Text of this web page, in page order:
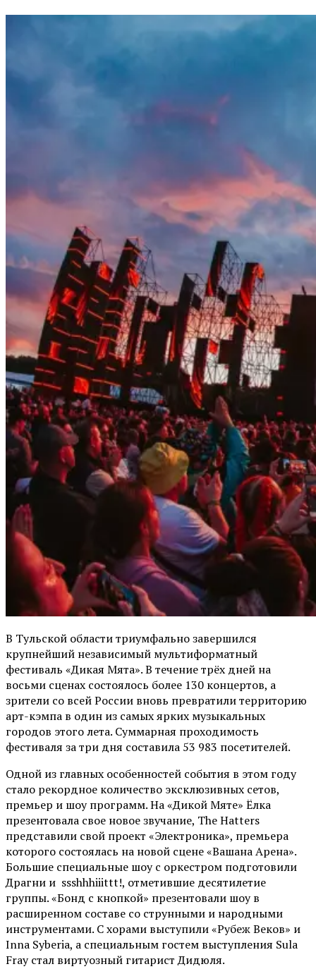
В Тульской области триумфально завершился
крупнейший независимый мультиформатный
фестиваль «Дикая Мята». В течение трёх дней на
восьми сценах состоялось более 130 концертов, а
зрители со всей России вновь превратили территорию
арт-кэмпа в один из самых ярких музыкальных
городов этого лета. Суммарная проходимость
фестиваля за три дня составила 53 983 посетителей.
Одной из главных особенностей события в этом году
стало рекордное количество эксклюзивных сетов,
премьер и шоу программ. На «Дикой Мяте» Ёлка
презентовала свое новое звучание, The Hatters
представили свой проект «Электроника», премьера
которого состоялась на новой сцене «Вашана Арена».
Большие специальные шоу с оркестром подготовили
Драгни и ssshhhiiittt!, отметившие десятилетие
группы. «Бонд с кнопкой» презентовали шоу в
расширенном составе со струнными и народными
инструментами. С хорами выступили «Рубеж Веков» и
Inna Syberia, а специальным гостем выступления Sula
Fray стал виртуозный гитарист Дидюля.